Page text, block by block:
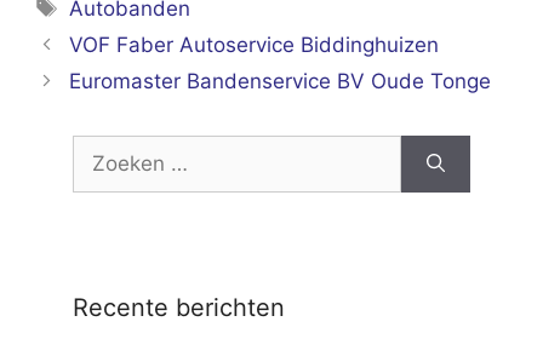
Autobanden
VOF Faber Autoservice Biddinghuizen
Euromaster Bandenservice BV Oude Tonge
naar:
Recente berichten